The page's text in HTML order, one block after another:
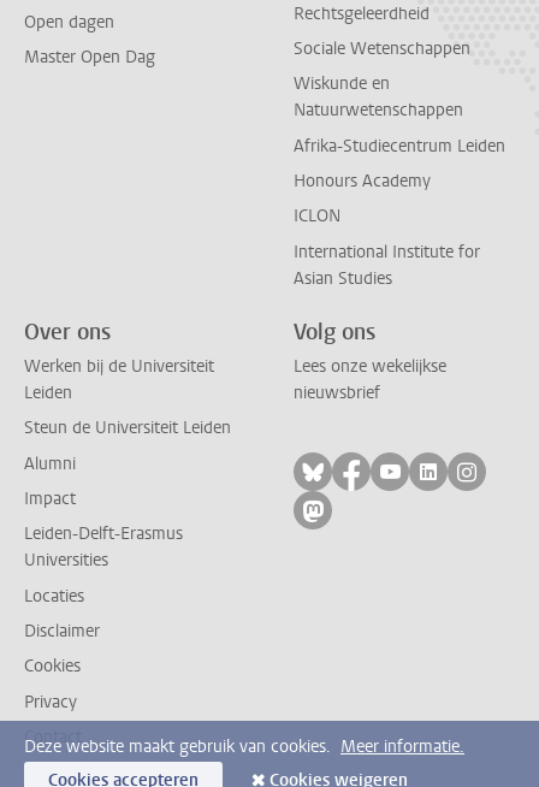
Open dagen
Master Open Dag
Rechtsgeleerdheid
Sociale Wetenschappen
Wiskunde en
Natuurwetenschappen
Afrika-Studiecentrum Leiden
Honours Academy
ICLON
International Institute for
Asian Studies
Over ons
Werken bij de Universiteit
Leiden
Steun de Universiteit Leiden
Alumni
Impact
Leiden-Delft-Erasmus
Universities
Locaties
Disclaimer
Cookies
Privacy
Contact
Volg ons
Lees onze wekelijkse
nieuwsbrief
Volg ons op bluesky
Volg ons op
Volg ons op
Volg ons
Volg
Volg ons op mastodon
Deze website maakt gebruik van cookies. Meer informatie.
Cookies accepteren
Cookies weigeren